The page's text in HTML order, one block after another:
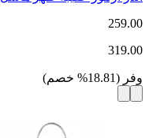
259.00
319.00
وفر (
18.81
% خصم)